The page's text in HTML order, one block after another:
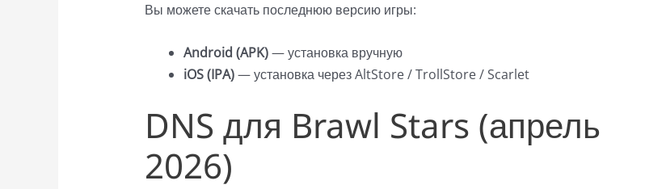
Вы можете скачать последнюю версию игры:
Android (APK)— установка вручную
iOS (IPA)— установка через AltStore / TrollStore / Scarlet
DNS для Brawl Stars (апрель
2026)